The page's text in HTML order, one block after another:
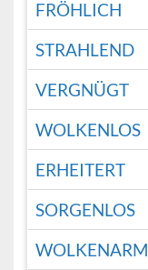
FRÖHLICH
STRAHLEND
VERGNÜGT
WOLKENLOS
ERHEITERT
SORGENLOS
WOLKENARM